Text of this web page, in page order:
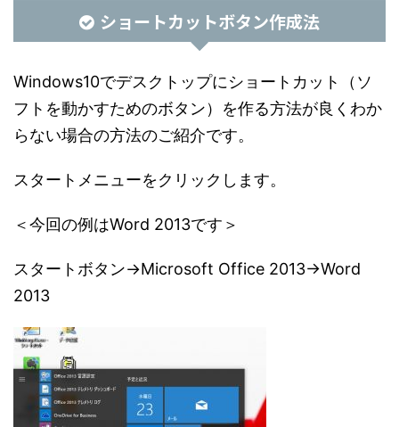
ショートカットボタン作成法
Windows10でデスクトップにショートカット（ソ
フトを動かすためのボタン）を作る方法が良くわか
らない場合の方法のご紹介です。
スタートメニューをクリックします。
＜今回の例はWord 2013です＞
スタートボタン→Microsoft Office 2013→Word
2013